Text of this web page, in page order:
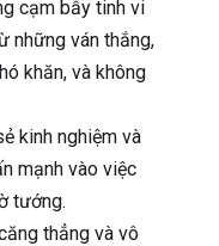
cạm bẫy tinh vi
những ván thắng,
khăn, và không
kinh nghiệm và
mạnh vào việc
tướng.
thẳng và vô